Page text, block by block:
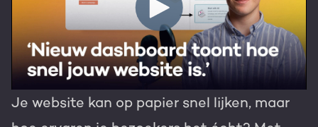
Je website kan op papier snel lijken, maar